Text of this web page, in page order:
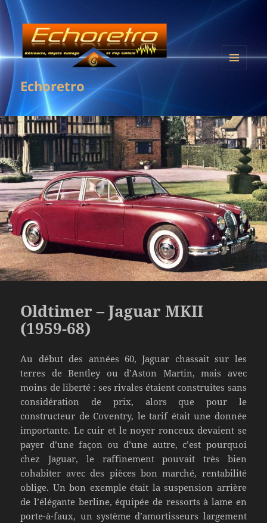
Echoretro
Oldtimer – Jaguar MKII
(1959-68)
Au début des années 60, Jaguar chassait sur les
terres de Bentley ou d’Aston Martin, mais avec
moins de liberté : ses rivales étaient construites sans
considération de prix, alors que pour le
constructeur de Coventry, le tarif était une donnée
importante. Le cuir et le noyer ronceux devaient se
payer d’une façon ou d’une autre, c’est pourquoi
chez Jaguar, le raffinement pouvait très bien
cohabiter avec des pièces bon marché, rentabilité
oblige. Un bon exemple était la suspension arrière
de l’élégante berline, équipée de ressorts à lame en
porte-à-faux, un système d’amortisseurs largement